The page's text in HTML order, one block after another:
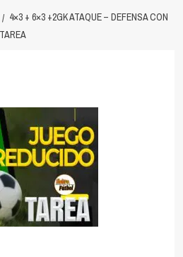
4×3 + 6×3 +2GK ATAQUE – DEFENSA CON